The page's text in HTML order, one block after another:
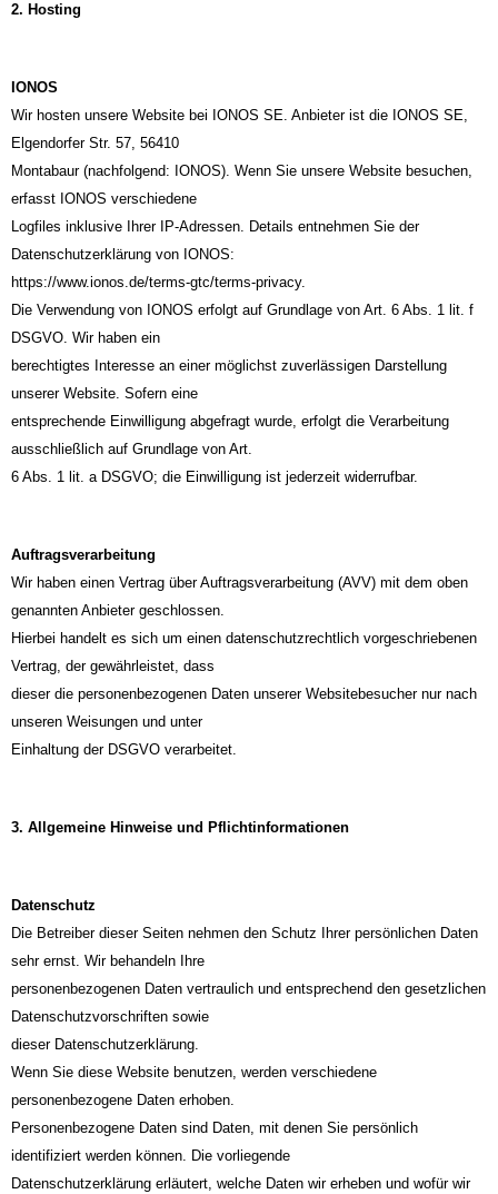
2. Hosting
IONOS
Wir hosten unsere Website bei IONOS SE. Anbieter ist die IONOS SE,
Elgendorfer Str. 57, 56410
Montabaur (nachfolgend: IONOS). Wenn Sie unsere Website besuchen,
erfasst IONOS verschiedene
Logfiles inklusive Ihrer IP-Adressen. Details entnehmen Sie der
Datenschutzerklärung von IONOS:
https://www.ionos.de/terms-gtc/terms-privacy.
Die Verwendung von IONOS erfolgt auf Grundlage von Art. 6 Abs. 1 lit. f
DSGVO. Wir haben ein
berechtigtes Interesse an einer möglichst zuverlässigen Darstellung
unserer Website. Sofern eine
entsprechende Einwilligung abgefragt wurde, erfolgt die Verarbeitung
ausschließlich auf Grundlage von Art.
6 Abs. 1 lit. a DSGVO; die Einwilligung ist jederzeit widerrufbar.
Auftragsverarbeitung
Wir haben einen Vertrag über Auftragsverarbeitung (AVV) mit dem oben
genannten Anbieter geschlossen.
Hierbei handelt es sich um einen datenschutzrechtlich vorgeschriebenen
Vertrag, der gewährleistet, dass
dieser die personenbezogenen Daten unserer Websitebesucher nur nach
unseren Weisungen und unter
Einhaltung der DSGVO verarbeitet.
3. Allgemeine Hinweise und Pflichtinformationen
Datenschutz
Die Betreiber dieser Seiten nehmen den Schutz Ihrer persönlichen Daten
sehr ernst. Wir behandeln Ihre
personenbezogenen Daten vertraulich und entsprechend den gesetzlichen
Datenschutzvorschriften sowie
dieser Datenschutzerklärung.
Wenn Sie diese Website benutzen, werden verschiedene
personenbezogene Daten erhoben.
Personenbezogene Daten sind Daten, mit denen Sie persönlich
identifiziert werden können. Die vorliegende
Datenschutzerklärung erläutert, welche Daten wir erheben und wofür wir